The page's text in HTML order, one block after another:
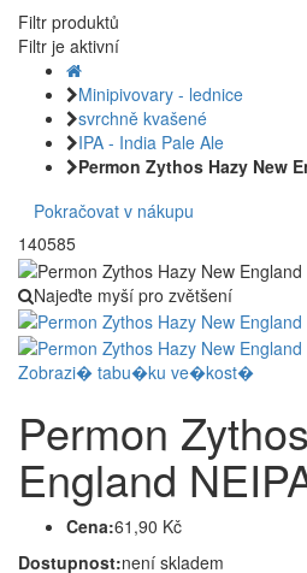
Filtr produktů
Filtr je aktivní
Minipivovary - lednice
svrchně kvašené
IPA - India Pale Ale
Permon Zythos Hazy New
Pokračovat v nákupu
140585
Najeďte myší pro zvětšení
Zobrazi� tabu�ku ve�kost�
Permon
England
Cena:61,90 Kč
Dostupnost:není skladem